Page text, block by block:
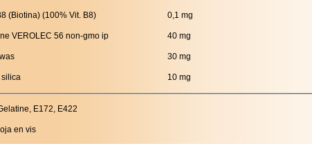
(Biotina) (100% Vit. B8) 0,1 mg
VEROLEC 56 non-gmo ip 40 mg
30 mg
10 mg
E172, E422
en vis